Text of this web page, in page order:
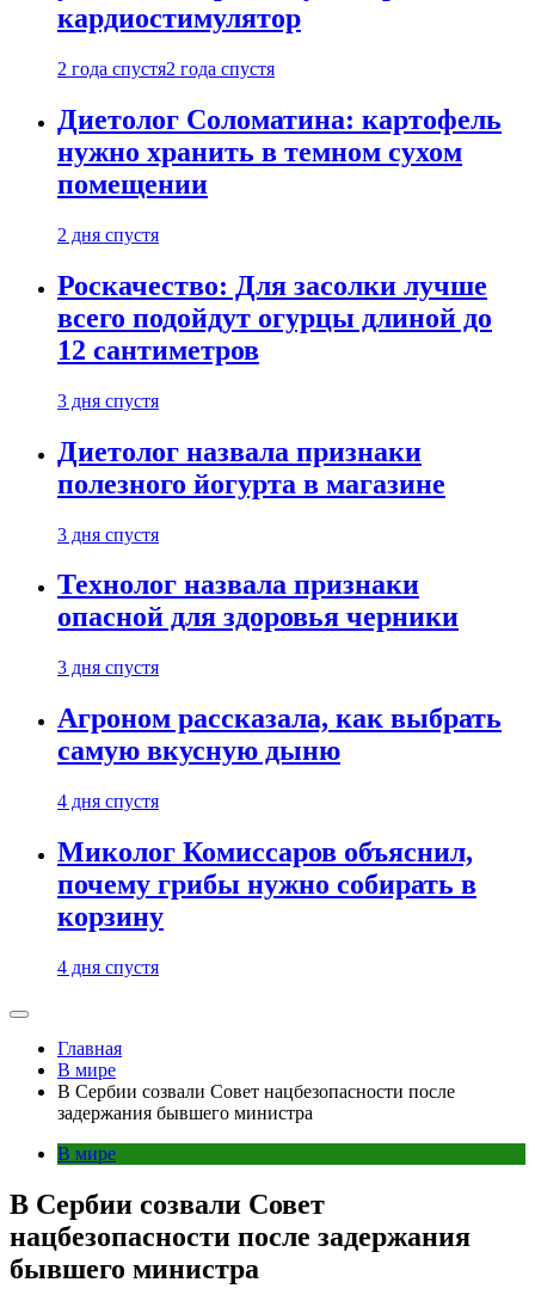
кардиостимулятор
2 года спустя2 года спустя
Диетолог Соломатина: картофель
нужно хранить в темном сухом
помещении
2 дня спустя
Роскачество: Для засолки лучше
всего подойдут огурцы длиной до
12 сантиметров
3 дня спустя
Диетолог назвала признаки
полезного йогурта в магазине
3 дня спустя
Технолог назвала признаки
опасной для здоровья черники
3 дня спустя
Агроном рассказала, как выбрать
самую вкусную дыню
4 дня спустя
Миколог Комиссаров объяснил,
почему грибы нужно собирать в
корзину
4 дня спустя
Главная
В мире
В Сербии созвали Совет нацбезопасности после
задержания бывшего министра
В мире
В Сербии созвали Совет
нацбезопасности после задержания
бывшего министра